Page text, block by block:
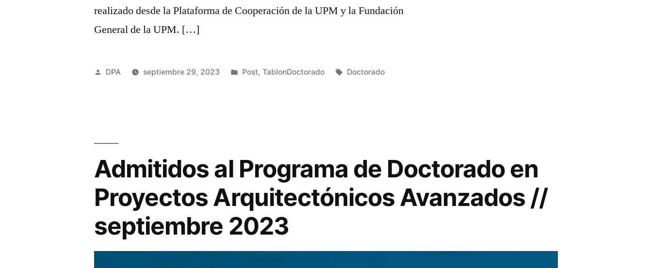
realizado desde la Plataforma de Cooperación de la UPM y la Fundación
General de la UPM. […]
Publicado
DPA septiembre 29, 2023
Publicado
Post, TablonDoctorado Etiquetas:
Doctorado
Admitidos al Programa de Doctorado en
Proyectos Arquitectónicos Avanzados //
septiembre 2023